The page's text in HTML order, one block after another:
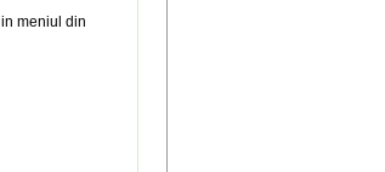
meniul din